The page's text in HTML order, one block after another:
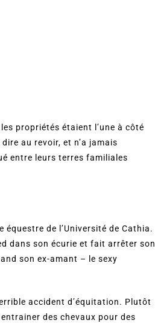
propriétés étaient l’une à côté
au revoir, et n’a jamais
entre leurs terres familiales
équestre de l’Université de Cathia.
dans son écurie et fait arrêter son
son ex-amant – le sexy
accident d’équitation. Plutôt
des chevaux pour des